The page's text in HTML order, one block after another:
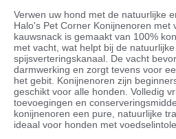
Verwen uw hond met de natuurlijke
Halo's Pet Corner Konijnenoren met
kauwsnack is gemaakt van 100%
met vacht, wat helpt bij de
spijsverteringskanaal. De vacht
darmwerking en zorgt tevens voor
het gebit. Konijnenoren zijn
geschikt voor alle honden. Volledig
toevoegingen en
konijnenoren een pure, natuurlijke
ideaal voor honden met